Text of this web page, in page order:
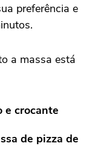
preferência e
a massa está
e crocante
de pizza de